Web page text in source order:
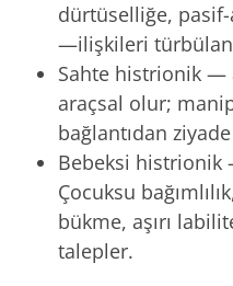
dürtüselliğe,
—ilişkileri
Sahte histrionik —
araçsal olur;
bağlantıdan
Bebeksi histrionik
Çocuksu
bükme, aşırı
talepler.